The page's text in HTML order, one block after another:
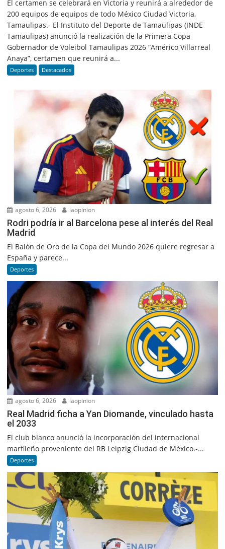
El certamen se celebrará en Victoria y reunirá a alrededor de
200 equipos de equipos de todo México Ciudad Victoria,
Tamaulipas.- El Instituto del Deporte de Tamaulipas (INDE
Tamaulipas) anunció la realización de la Primera Copa
Gobernador de Voleibol Tamaulipas 2026 “Américo Villarreal
Anaya”, certamen que reunirá a...
Deportes Destacados
agosto 6, 2026 laopinion
Rodri podría ir al Barcelona pese al interés del Real
Madrid
El Balón de Oro de la Copa del Mundo 2026 quiere regresar a
España y parece...
Deportes
agosto 6, 2026 laopinion
Real Madrid ficha a Yan Diomande, vinculado hasta
el 2033
El club blanco anunció la incorporación del internacional
marfileño proveniente del RB Leipzig Ciudad de México.-...
Deportes